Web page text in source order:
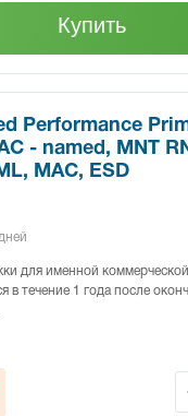
Купить
Performance
- named, MNT
MAC, ESD
для именной
в течение 1 года после